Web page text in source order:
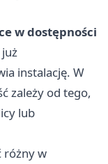
w dostępności
instalację. W
zależy od tego,
lub
różny w